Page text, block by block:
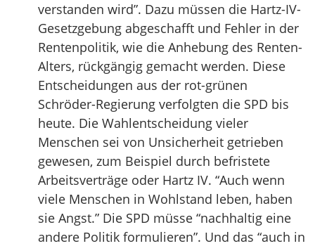
verstanden wird”. Dazu müssen die Hartz-IV-
Gesetzgebung abgeschafft und Fehler in der
Rentenpolitik, wie die Anhebung des Renten-
Alters, rückgängig gemacht werden. Diese
Entscheidungen aus der rot-grünen
Schröder-Regierung verfolgten die SPD bis
heute. Die Wahlentscheidung vieler
Menschen sei von Unsicherheit getrieben
gewesen, zum Beispiel durch befristete
Arbeitsverträge oder Hartz IV. “Auch wenn
viele Menschen in Wohlstand leben, haben
sie Angst.” Die SPD müsse “nachhaltig eine
andere Politik formulieren”. Und das “auch in